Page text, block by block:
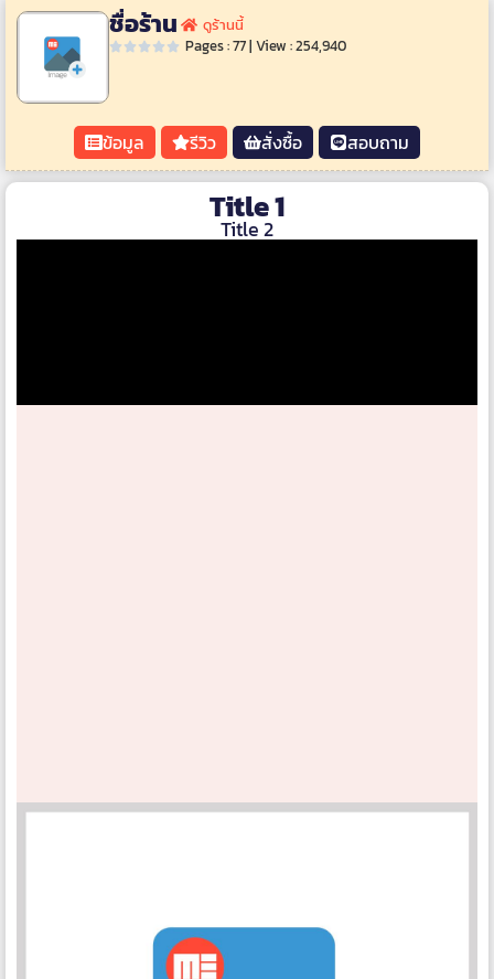
ชื่อร้าน
ดูร้านนี้
Pages : 77 | View : 254,940
ข้อมูล รีวิว สั่งซื้อ สอบถาม
Title 1
Title 2